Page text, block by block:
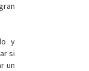
y
si
un